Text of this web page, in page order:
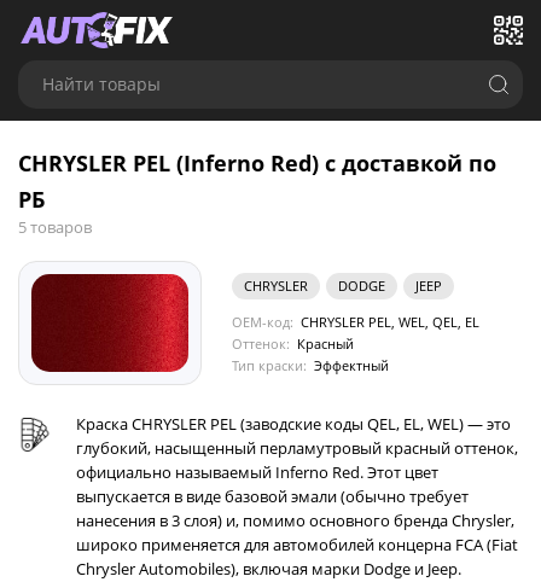
Найти товары
CHRYSLER PEL (Inferno Red) с доставкой по
РБ
5 товаров
CHRYSLER DODGE
JEEP
OEM-код: CHRYSLER PEL, WEL, QEL, EL
Оттенок: Красный
Тип краски: Эффектный
Краска CHRYSLER PEL (заводские коды QEL, EL, WEL) — это
глубокий, насыщенный перламутровый красный оттенок,
официально называемый Inferno Red. Этот цвет
выпускается в виде базовой эмали (обычно требует
нанесения в 3 слоя) и, помимо основного бренда Chrysler,
широко применяется для автомобилей концерна FCA (Fiat
Chrysler Automobiles), включая марки Dodge и Jeep.